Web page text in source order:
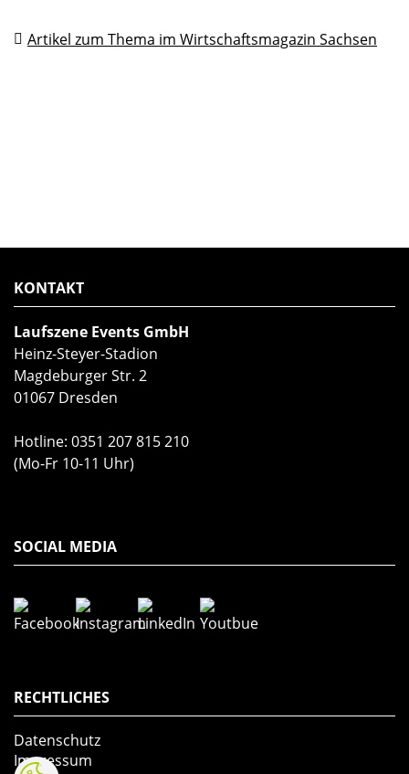
Artikel zum Thema im Wirtschaftsmagazin Sachsen
KONTAKT
Laufszene Events GmbH
Heinz-Steyer-Stadion
Magdeburger Str. 2
01067 Dresden
Hotline: 0351 207 815 210
(Mo-Fr 10-11 Uhr)
SOCIAL MEDIA
RECHTLICHES
Datenschutz
Impressum